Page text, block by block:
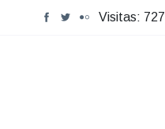
Visitas: 727